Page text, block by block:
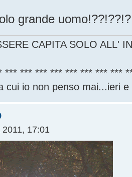
grande
CAPITA SOLO ALL'
*** *** *** *** *** *** *** ***
cui io non penso mai...ieri
2011, 17:01